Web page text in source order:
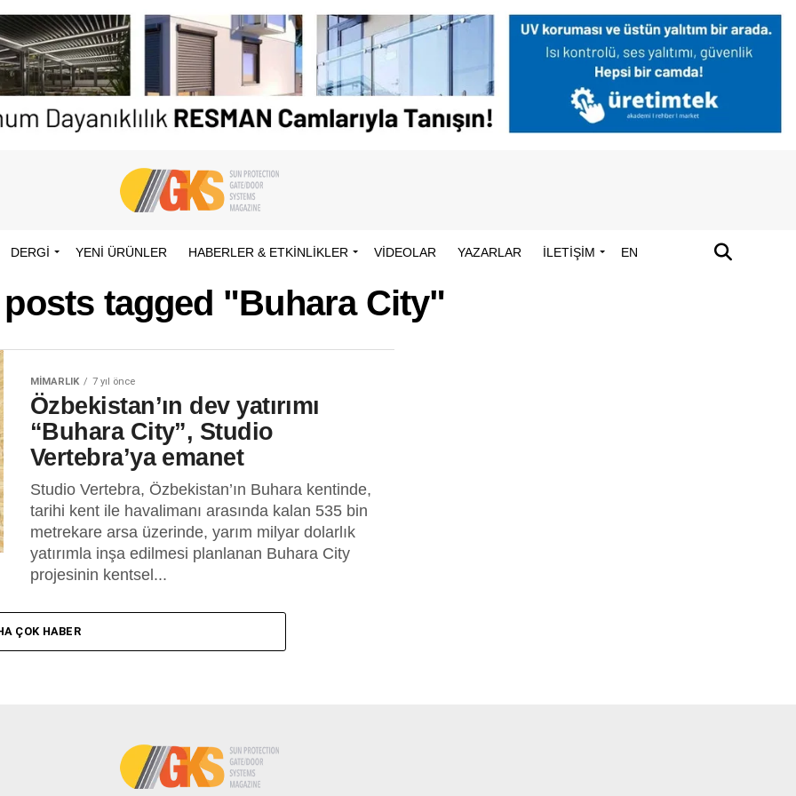
DERGİ YENI ÜRÜNLER HABERLER & ETKINLIKLER VIDEOLAR YAZARLAR İLETİŞİM EN
tagged "Buhara City"
MIMARLIK 7 yıl önce
Özbekistan’ın dev yatırımı
“Buhara City”, Studio
Vertebra’ya emanet
Studio Vertebra, Özbekistan’ın Buhara kentinde,
tarihi kent ile havalimanı arasında kalan 535 bin
metrekare arsa üzerinde, yarım milyar dolarlık
yatırımla inşa edilmesi planlanan Buhara City
projesinin kentsel...
ÇOK HABER